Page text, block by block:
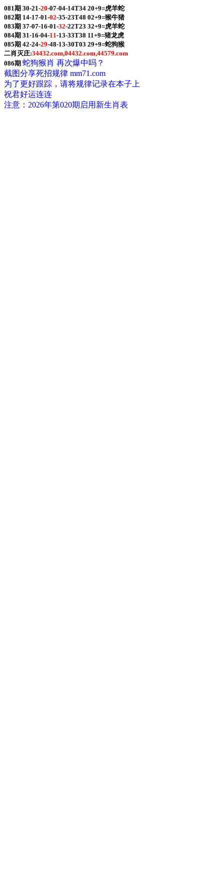
081期 30-21-20-07-04-14T34 20+9=虎羊蛇
082期 14-17-01-02-35-23T48 02+9=猴牛猪
083期 37-07-16-01-32-22T23 32+9=虎羊蛇
084期 31-16-04-11-13-33T38 11+9=猪龙虎
085期 42-24-29-48-13-30T03 29+9=蛇狗猴
二肖灭庄:34432.com,04432.com,44579.com
086期 蛇狗猴肖 再次爆中吗？
截图分享死招规律 mm71.com
为了更好跟踪，请将规律记录在本子上
祝君好运连连
注意：2026年第020期启用新生肖表